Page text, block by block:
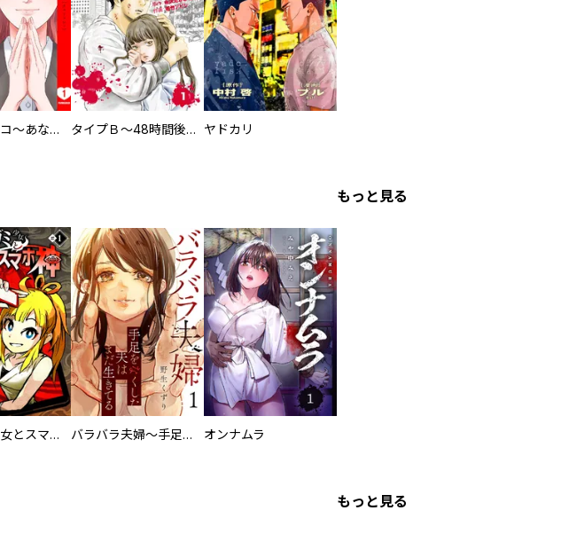
葬儀屋タケコ～あなたの最期、叶えます【電子単行本版】 タイプＢ～48時間後、致死率100％～【単話】 ヤドカリ
もっと見る
死ニガミ少女とスマホ神 バラバラ夫婦～手足をなくした夫はまだ生きてる オンナムラ
もっと見る